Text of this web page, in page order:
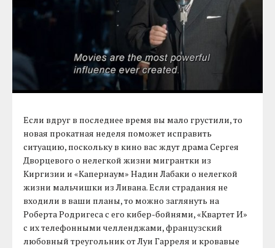
Если вдруг в последнее время вы мало грустили, то
новая прокатная неделя поможет исправить
ситуацию, поскольку в кино вас ждут драма Сергея
Дворцевого о нелегкой жизни мигрантки из
Киргизии и «Капернаум» Надин Лабаки о нелегкой
жизни мальчишки из Ливана. Если страдания не
входили в ваши планы, то можно заглянуть на
Роберта Родригеса с его кибер-бойнями, «Квартет И»
с их телефонными челленджами, французский
любовный треугольник от Луи Гарреля и кровавые